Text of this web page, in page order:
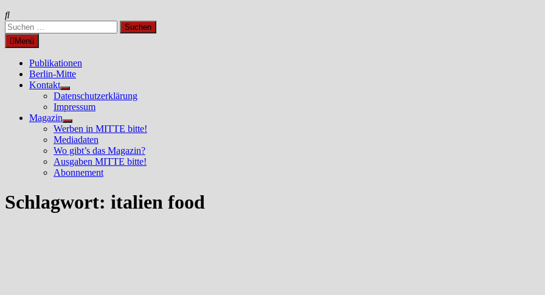
Suchen
nach:Menü
Publikationen
Berlin-Mitte
Kontakt
Untermenü
anzeigen
Datenschutzerklärung
Impressum
Magazin
Untermenü
anzeigen
Werben in MITTE bitte!
Mediadaten
Wo gibt’s das Magazin?
Ausgaben MITTE bitte!
Abonnement
Schlagwort: italien food